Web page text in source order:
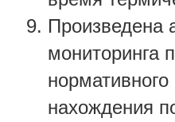
Произведена
мониторинга
нахождения